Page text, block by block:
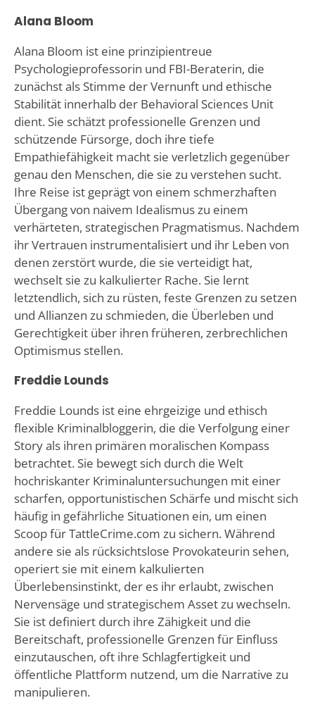
Alana Bloom
Alana Bloom ist eine prinzipientreue
Psychologieprofessorin und FBI-Beraterin, die
zunächst als Stimme der Vernunft und ethische
Stabilität innerhalb der Behavioral Sciences Unit
dient. Sie schätzt professionelle Grenzen und
schützende Fürsorge, doch ihre tiefe
Empathiefähigkeit macht sie verletzlich gegenüber
genau den Menschen, die sie zu verstehen sucht.
Ihre Reise ist geprägt von einem schmerzhaften
Übergang von naivem Idealismus zu einem
verhärteten, strategischen Pragmatismus. Nachdem
ihr Vertrauen instrumentalisiert und ihr Leben von
denen zerstört wurde, die sie verteidigt hat,
wechselt sie zu kalkulierter Rache. Sie lernt
letztendlich, sich zu rüsten, feste Grenzen zu setzen
und Allianzen zu schmieden, die Überleben und
Gerechtigkeit über ihren früheren, zerbrechlichen
Optimismus stellen.
Freddie Lounds
Freddie Lounds ist eine ehrgeizige und ethisch
flexible Kriminalbloggerin, die die Verfolgung einer
Story als ihren primären moralischen Kompass
betrachtet. Sie bewegt sich durch die Welt
hochriskanter Kriminaluntersuchungen mit einer
scharfen, opportunistischen Schärfe und mischt sich
häufig in gefährliche Situationen ein, um einen
Scoop für TattleCrime.com zu sichern. Während
andere sie als rücksichtslose Provokateurin sehen,
operiert sie mit einem kalkulierten
Überlebensinstinkt, der es ihr erlaubt, zwischen
Nervensäge und strategischem Asset zu wechseln.
Sie ist definiert durch ihre Zähigkeit und die
Bereitschaft, professionelle Grenzen für Einfluss
einzutauschen, oft ihre Schlagfertigkeit und
öffentliche Plattform nutzend, um die Narrative zu
manipulieren.